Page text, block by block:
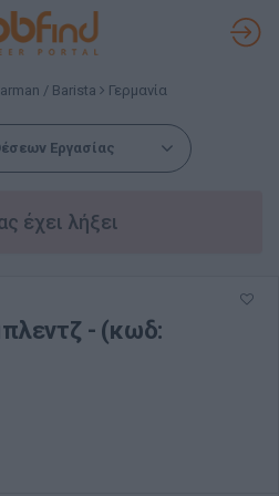
/ Barista Γερμανία
Εργασίας
έχει λήξει
- (κωδ: